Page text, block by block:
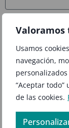
Valoramos
Usamos
navegación,
“Aceptar
de las cookies.
He leído y